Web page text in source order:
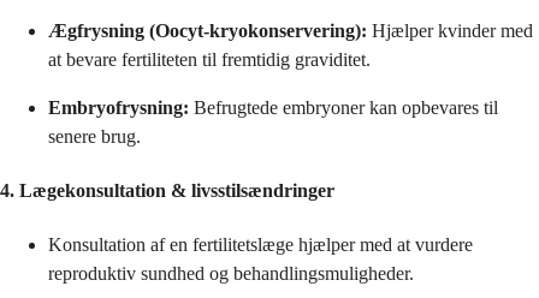
Ægfrysning (Oocyt-kryokonservering): Hjælper kvinder med
at bevare fertiliteten til fremtidig graviditet.
Embryofrysning: Befrugtede embryoner kan opbevares til
senere brug.
4. Lægekonsultation & livsstilsændringer
Konsultation af en fertilitetslæge hjælper med at vurdere
reproduktiv sundhed og behandlingsmuligheder.